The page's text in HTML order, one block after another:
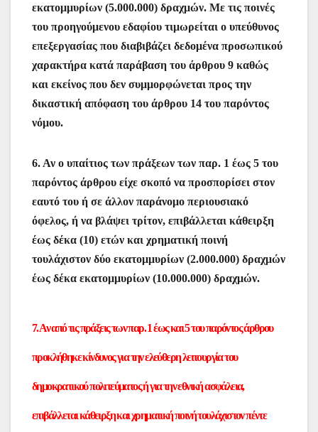
εκατομμυρίων (5.000.000) δραχμών. Με τις ποινές
του προηγούμενου εδαφίου τιμωρείται ο υπεύθυνος
επεξεργασίας που διαβιβάζει δεδομένα προσωπικού
χαρακτήρα κατά παράβαση του άρθρου 9 καθώς
και εκείνος που δεν συμμορφώνεται προς την
δικαστική απόφαση του άρθρου 14 του παρόντος
νόμου.
6. Αν ο υπαίτιος των πράξεων των παρ. 1 έως 5 του
παρόντος άρθρου είχε σκοπό να προσπορίσει στον
εαυτό του ή σε άλλον παράνομο περιουσιακό
όφελος, ή να βλάψει τρίτον, επιβάλλεται κάθειρξη
έως δέκα (10) ετών και χρηματική ποινή
τουλάχιστον δύο εκατομμυρίων (2.000.000) δραχμών
έως δέκα εκατομμυρίων (10.000.000) δραχμών.
7. Αν από τις πράξεις των παρ. 1 έως και 5 του παρόντος άρθρου
προκλήθηκε κίνδυνος για την ελεύθερη λειτουργία του
δημοκρατικού πολιτεύματος ή για την εθνική ασφάλεια,
επιβάλλεται κάθειρξη και χρηματική ποινή τουλάχιστον πέντε